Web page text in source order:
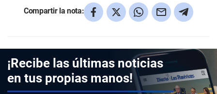
Compartir la nota:
¡Recibe las últimas noticias
en tus propias manos!